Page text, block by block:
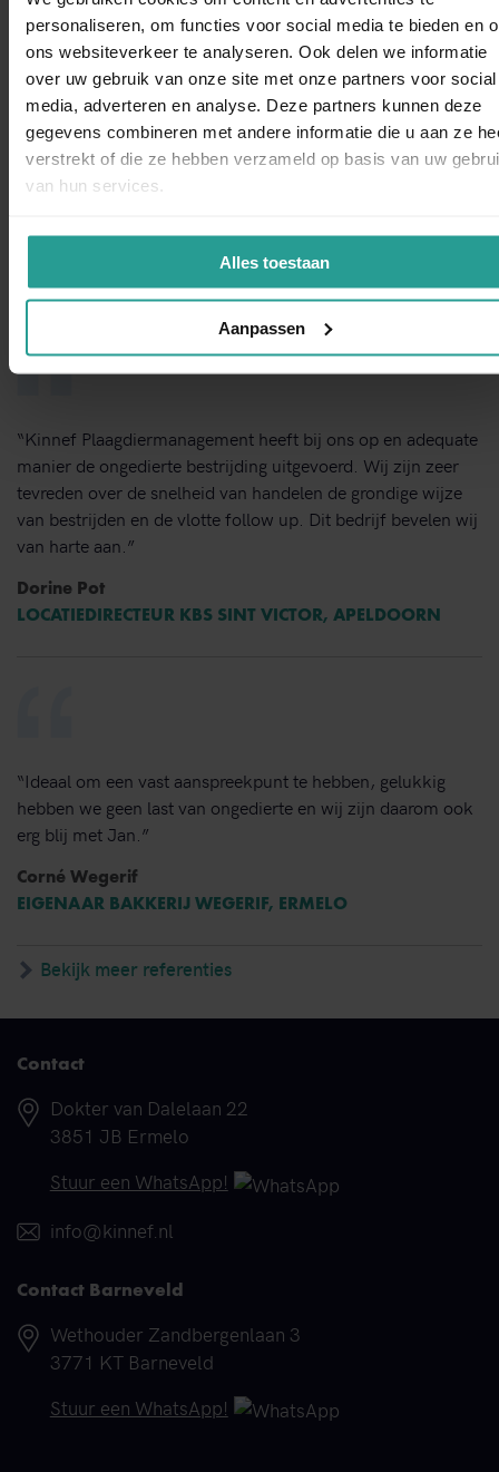
personaliseren, om functies voor social media te bieden en
ons websiteverkeer te analyseren. Ook delen we informatie
over uw gebruik van onze site met onze partners voor social
media, adverteren en analyse. Deze partners kunnen deze
gegevens combineren met andere informatie die u aan ze
verstrekt of die ze hebben verzameld op basis van uw
van hun services.
Alles toestaan
Aanpassen
Wég met dat ongedierte!
STUUR EEN WHATSAPP!
NEEM CONTACT MET ONS OP
“Kinnef Plaagdiermanagement heeft bij ons op en adequate
manier de ongedierte bestrijding uitgevoerd. Wij zijn zeer
tevreden over de snelheid van handelen de grondige wijze
van bestrijden en de vlotte follow up. Dit bedrijf bevelen wij
van harte aan.”
Dorine Pot
LOCATIEDIRECTEUR KBS SINT VICTOR, APELDOORN
“Ideaal om een vast aanspreekpunt te hebben, gelukkig
hebben we geen last van ongedierte en wij zijn daarom ook
erg blij met Jan.”
Corné Wegerif
EIGENAAR BAKKERIJ WEGERIF, ERMELO
Bekijk meer referenties
Contact
Adres
Dokter van Dalelaan 22
3851 JB Ermelo
Telefoonnummer
Stuur een WhatsApp!
E-mail
info@kinnef.nl
Contact Barneveld
Adres
Wethouder Zandbergenlaan 3
3771 KT Barneveld
Telefoonnummer
Stuur een WhatsApp!